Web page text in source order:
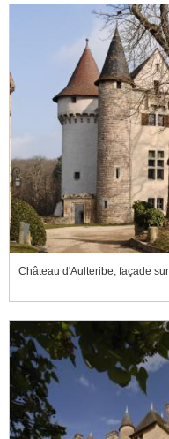
Château d'Aulteribe, façade